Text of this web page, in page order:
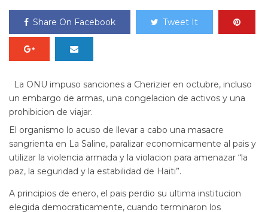
Share On Facebook Tweet It
La ONU impuso sanciones a Cherizier en octubre, incluso
un embargo de armas, una congelacion de activos y una
prohibicion de viajar.
El organismo lo acuso de llevar a cabo una masacre
sangrienta en La Saline, paralizar economicamente al pais y
utilizar la violencia armada y la violacion para amenazar “la
paz, la seguridad y la estabilidad de Haiti”.
A principios de enero, el pais perdio su ultima institucion
elegida democraticamente, cuando terminaron los